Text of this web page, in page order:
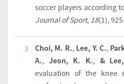
soccer players according
Journal of Sport, 18(1),
3 Choi, M. R., Lee, Y. C.,
A., Jeon, K. K., &
evaluation of the knee